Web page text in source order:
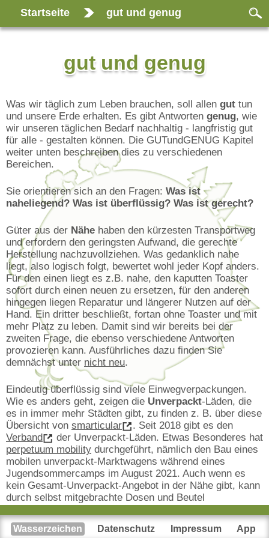
Startseite gut und genug
gut und genug
Was wir täglich zum Leben brauchen, soll allen gut tun
und unsere Erde erhalten. Es gibt Antworten genug, wie
wir unseren täglichen Bedarf nachhaltig - langfristig gut
für alle - gestalten können. Die GUTundGENUG Kapitel
weiter unten beschreiben dies zu verschiedenen
Bereichen.
Sie orientieren sich an den Fragen: Was ist
naheliegend? Was ist überflüssig? Was ist gerecht?
Güter aus der Nähe haben den kürzesten Transportweg
und erfordern den geringsten Aufwand, die gerechte
Herstellung nachzuvollziehen. Was gedanklich nahe
liegt, also logisch folgt, bewertet wohl jeder Kopf anders.
Für den einen liegt es z.B. nahe, den kaputten Toaster
sofort durch einen neuen zu ersetzen, für den anderen
hingegen liegen Reparatur und längerer Nutzen auf der
Hand. Ein dritter beschließt, fortan ohne Toaster und mit
mehr Platz zu leben. Damit sind wir bereits bei der
zweiten Frage, die ebenso verschiedene Antworten
provozieren kann. Ausführliches dazu finden Sie
demnächst unter nicht neu.
Eindeutig überflüssig sind viele Einwegverpackungen.
Wie es anders geht, zeigen die Unverpackt-Läden, die
es in immer mehr Städten gibt, zu finden z. B. über diese
Übersicht von smarticular
. Seit 2018 gibt es den
Verband
der Unverpackt-Läden. Etwas Besonderes hat
perpetuum mobility durchgeführt, nämlich den Bau eines
mobilen unverpackt-Marktwagens während eines
Jugendsommercamps im August 2021. Auch wenn es
kein Gesamt-Unverpackt-Angebot in der Nähe gibt, kann
durch selbst mitgebrachte Dosen und Beutel
Metzger oder an Käsetheken. Mit dem Projekteinmal
ohne, bitte
vom Verein rehab republic e.V. werden
Wasserzeichen Datenschutz Impressum App